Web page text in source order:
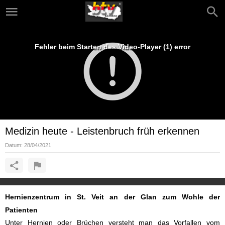
Fehler beim Starten des Video-Player (1) error
Medizin heute - Leistenbruch früh erkennen
Datum: 28/04/2021
Hernienzentrum in St. Veit an der Glan zum Wohle der
Patienten
Unter Hernien oder Brüchen versteht man das Vorfallen vom